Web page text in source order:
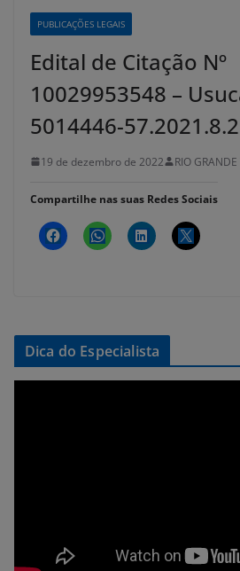
PUBLICAÇÕES LEGAIS
Edital de Citação Nº
10029953548 –
5014446-
19 de dezembro de 2022 RIO
Compartilhe nas suas Redes Sociais
Dica do Especialista